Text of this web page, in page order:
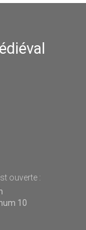
ouverte :
10